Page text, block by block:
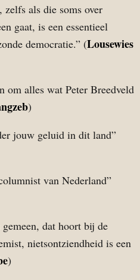
zelfs als die soms over
gaat, is een essentieel
democratie.” (Lousewies
om alles wat Peter Breedveld
)
jouw geluid in dit land”
van Nederland”
dat hoort bij de
nietsontziendheid is een
)